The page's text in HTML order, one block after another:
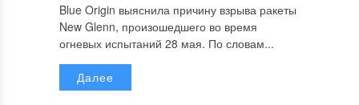
Blue Origin выяснила причину взрыва ракеты
New Glenn, произошедшего во время
огневых испытаний 28 мая. По словам...
Далее